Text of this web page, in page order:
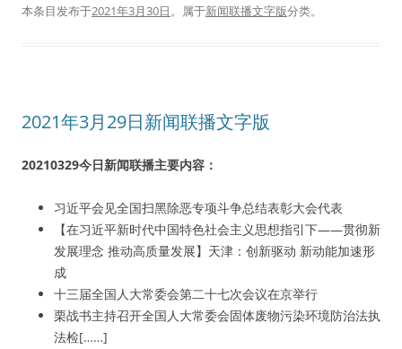
本条目发布于2021年3月30日。属于新闻联播文字版分类。
2021年3月29日新闻联播文字版
20210329今日新闻联播主要内容：
习近平会见全国扫黑除恶专项斗争总结表彰大会代表
【在习近平新时代中国特色社会主义思想指引下——贯彻新
发展理念 推动高质量发展】天津：创新驱动 新动能加速形
成
十三届全国人大常委会第二十七次会议在京举行
栗战书主持召开全国人大常委会固体废物污染环境防治法执
法检[……]